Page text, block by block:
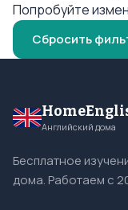
Попробуйте
Сбросить
Английский дома
Бесплатное
дома. Работаем с